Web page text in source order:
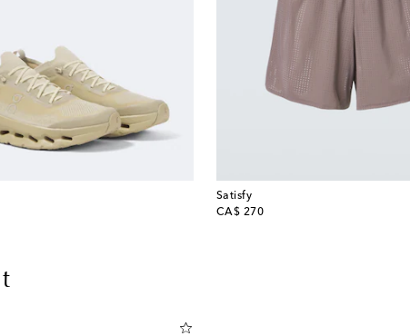
Satisfy
CA$ 270
original price